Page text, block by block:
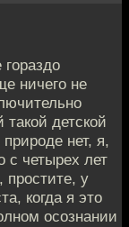
ничего не
детской
нет, я,
с четырех лет
простите, у
когда я это
осознании